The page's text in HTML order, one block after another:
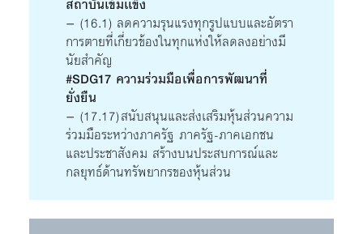
สถาบันเข้มเเข็ง
– (16.1) ลดความรุนแรงทุกรูปแบบและอัตรา
การตายที่เกี่ยวข้องในทุกแห่งให้ลดลงอย่างมี
นัยสำคัญ
#SDG17 ความร่วมมือเพื่อการพัฒนาที่
ยั่งยืน
– (17.17) สนับสนุนและส่งเสริมหุ้นส่วนความ
ร่วมมือระหว่างภาครัฐ ภาครัฐ-ภาคเอกชน
และประชาสังคม สร้างบนประสบการณ์และ
กลยุทธ์ด้านทรัพยากรของหุ้นส่วน